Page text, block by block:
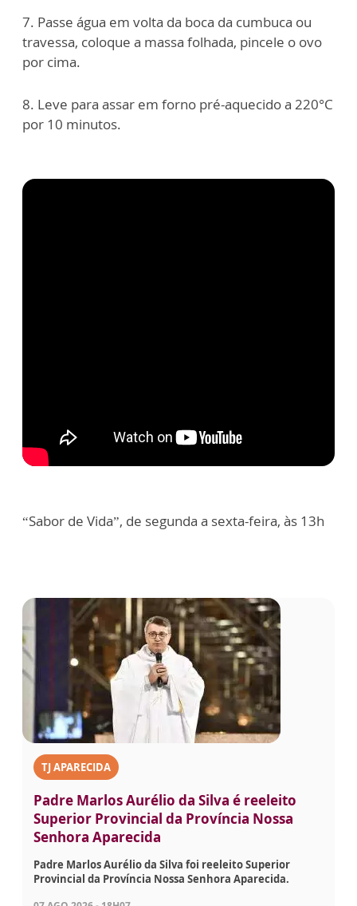
7. Passe água em volta da boca da cumbuca ou
travessa, coloque a massa folhada, pincele o ovo
por cima.
8. Leve para assar em forno pré-aquecido a 220°C
por 10 minutos.
“Sabor de Vida”, de segunda a sexta-feira, às 13h
TJ APARECIDA
Padre Marlos Aurélio da Silva é reeleito
Superior Provincial da Província Nossa
Senhora Aparecida
Padre Marlos Aurélio da Silva foi reeleito Superior
Provincial da Província Nossa Senhora Aparecida.